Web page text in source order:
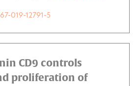
019-12791-5
CD9 controls
proliferation of